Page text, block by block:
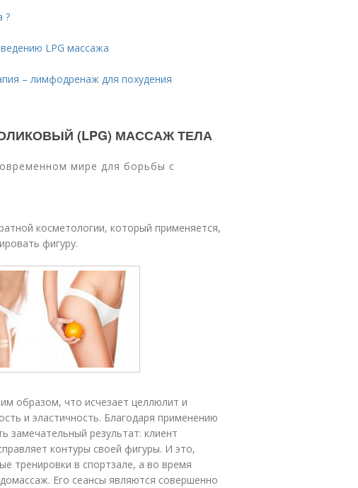
?
LPG массажа
– лимфодренаж для похудения
(LPG) МАССАЖ ТЕЛА
мире для борьбы с
косметологии, который применяется,
фигуру.
образом, что исчезает целлюлит и
и эластичность. Благодаря применению
замечательный результат: клиент
контуры своей фигуры. И это,
тренировки в спортзале, а во время
Его сеансы являются совершенно